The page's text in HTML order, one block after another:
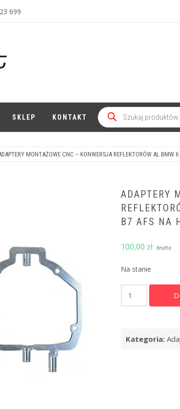
699
SKLEP KONTAKT
Wyszukiwarka
produktów
MONTAŻOWE CNC – KONWERSJA REFLEKTORÓW AL BMW
ADAPTERY
B7 AFS NA
100,00 zł brutto
Na stanie
Adaptery
konwersja
Kategoria: